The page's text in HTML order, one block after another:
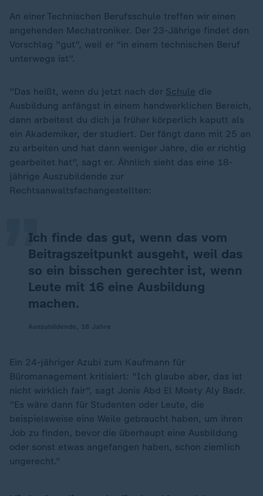
An einer Technischen Berufsschule treffen wir einen
angehenden Mechatroniker. Der 23-Jährige findet den
Vorschlag "gut", weil er "in einem technischen Beruf
unterwegs ist".
"Das heißt, wenn du jetzt nach der Schule die
Ausbildung anfängst in einem handwerklichen Bereich,
dann arbeitest du dich ja früher körperlich kaputt als
ein Akademiker, der studiert. Der fängt dann mit 25 an
zu arbeiten und hat dann weniger Jahre, die er richtig
gearbeitet hat", sagt er. Ähnlich sieht das eine 18-
jährige Auszubildende zur
Rechtsanwaltsfachangestellten:
Ich finde das gut, wenn das vom
Beitragszeitpunkt ausgeht, weil das
so ein bisschen gerechter ist, wenn
Leute mit 16 eine Ausbildung
machen.
„
Ein 24-jähriger Azubi zum Kaufmann für
Büromanagement kritisiert: "Ich glaube aber, das ist
nicht wirklich fair", sagt Jonis Abd El Moety Aly Badr.
"Es wäre dann für Studenten oder Leute, die
beispielsweise eine Weile gebraucht haben, um ihren
Job zu finden, bevor die überhaupt eine Ausbildung
oder sonst etwas angefangen haben, schon ziemlich
ungerecht."